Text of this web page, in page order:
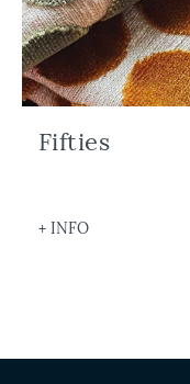
Fifties
+ INFO